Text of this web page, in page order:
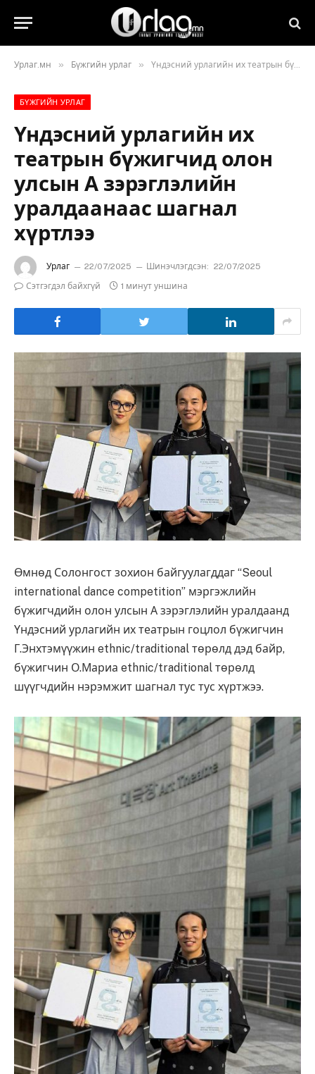
Урлаг.мн » Бүжгийн урлаг » Үндэсний урлагийн их театрын бүжигчид олон улсын А зэрэглэлийн уралдаанаас шагнал хүртлээ
БҮЖГИЙН УРЛАГ
Үндэсний урлагийн их
театрын бүжигчид олон
улсын А зэрэглэлийн
уралдаанаас шагнал
хүртлээ
Урлаг 22/07/2025 Шинэчлэгдсэн: 22/07/2025
Сэтгэгдэл байхгүй
1 минут уншина
Өмнөд Солонгост зохион байгуулагддаг “Seoul
international dance competition” мэргэжлийн
бүжигчдийн олон улсын А зэрэглэлийн уралдаанд
Үндэсний урлагийн их театрын гоцлол бүжигчин
Г.Энхтэмүүжин ethnic/traditional төрөлд дэд байр,
бүжигчин О.Мариа ethnic/traditional төрөлд
шүүгчдийн нэрэмжит шагнал тус тус хүртжээ.